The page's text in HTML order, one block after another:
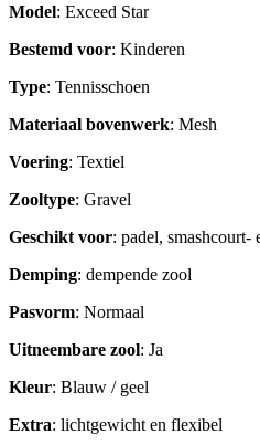
Model: Exceed Star
Bestemd voor: Kinderen
Type: Tennisschoen
Materiaal bovenwerk: Mesh
Voering: Textiel
Zooltype: Gravel
Geschikt voor: padel, smashcourt-
Demping: dempende zool
Pasvorm: Normaal
Uitneembare zool: Ja
Kleur: Blauw / geel
Extra: lichtgewicht en flexibel